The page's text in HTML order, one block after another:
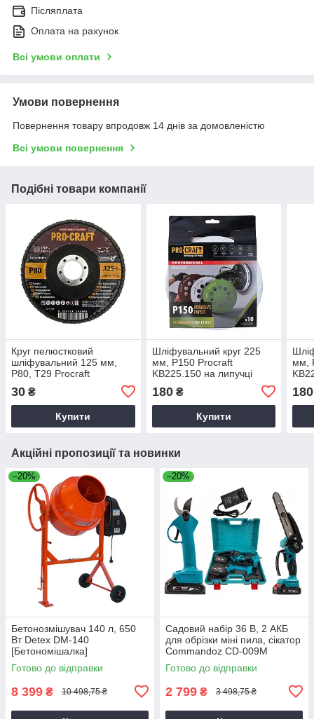
Післяплата
Оплата на рахунок
Всі умови оплати
Умови повернення
Повернення товару впродовж 14 днів за домовленістю
Всі умови повернення
Подібні товари компанії
Круг пелюстковий
шліфувальний 125 мм,
Р80, T29 Procraft
FD125P80T29 упаковка 10
шт
30 ₴
Купити
Шліфувальний круг 225
мм, P150 Procraft
KB225.150 на липучці
180₴
Купити
мм,
180
Акційні пропозиції та новинки
–20%
Бетонозмішувач 140 л, 650
Вт Detex DM-140
[Бетономішалка]
Готово до відправки
8 399 ₴ 10 498,75 ₴
–20%
Садовий набір 36 В, 2 АКБ
для обрізки міні пила, сікатор
Commandoz CD-009M
Готово до відправки
2 799 ₴ 3 498,75 ₴